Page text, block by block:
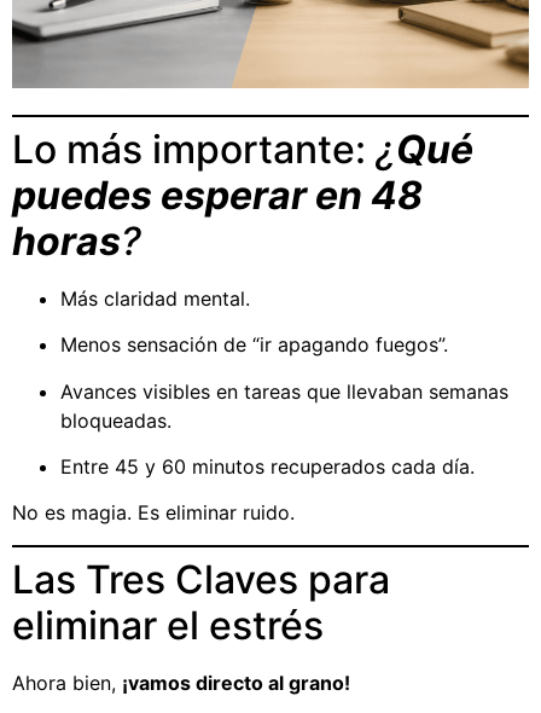
Lo más importante: ¿Qué
puedes esperar en 48
horas?
Más claridad mental.
Menos sensación de “ir apagando fuegos”.
Avances visibles en tareas que llevaban semanas
bloqueadas.
Entre 45 y 60 minutos recuperados cada día.
No es magia. Es eliminar ruido.
Las Tres Claves para
eliminar el estrés
Ahora bien, ¡vamos directo al grano!